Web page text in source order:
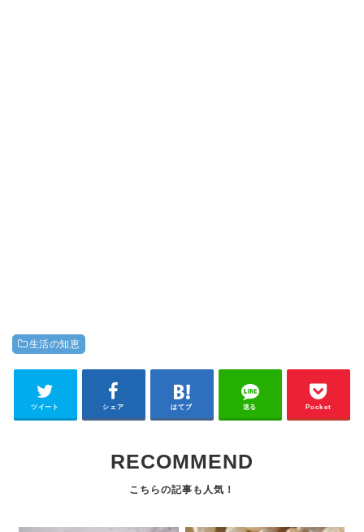
生活の知恵
ツイート シェア はてブ 送る Pocket
RECOMMEND